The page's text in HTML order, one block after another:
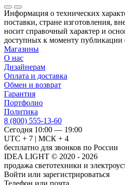
Информация о технических
поставки, стране изготовления,
носит справочный характер и
доступных к моменту публикации
Магазины
О нас
Дизайнерам
Оплата и доставка
Обмен и возврат
Гарантия
Портфолио
Политика
8 (800) 555-13-60
Сегодня 10:00 — 19:00
UTC + 7 | МСК + 4
бесплатно для звонков по России
IDEA LIGHT © 2020 - 2026
продажа светотехники и
Войти или зарегистрироваться
Телефон или почта